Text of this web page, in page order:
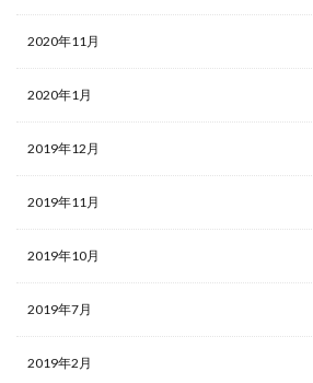
2020年11月
2020年1月
2019年12月
2019年11月
2019年10月
2019年7月
2019年2月